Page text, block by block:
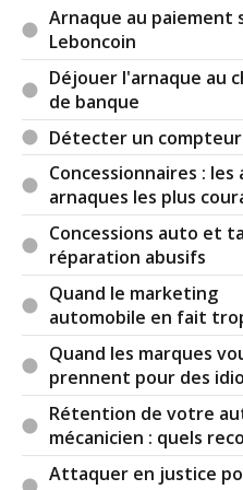
a eu cette excuse).
(Votre post sera
ParJeanpoutre TOP
2026-04-03 13:36:23)
Ça ne sort que
que les français vivent
avec un découvert
sourire.
Après faut mire ce que tu
Arnaque au paiement
Leboncoin
Déjouer l'arnaque au
de banque
Détecter un
Concessionnaires : les
arnaques les plus
Concessions auto et
réparation abusifs
Quand le marketing
automobile en fait
Quand les marques
prennent pour des
Rétention de votre
mécanicien : quels
Attaquer en justice